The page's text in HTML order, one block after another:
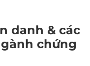
danh & các
chứng